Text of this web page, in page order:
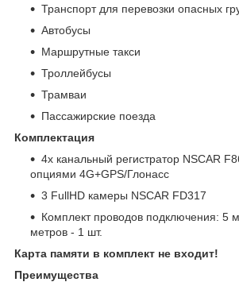
Транспорт для перевозки опасных
Автобусы
Маршрутные такси
Троллейбусы
Трамваи
Пассажирские поезда
Комплектация
4х канальный регистратор NSCAR
опциями 4G+GPS/Глонасс
3 FullHD камеры NSCAR FD317
Комплект проводов подключения: 5
метров - 1 шт.
Карта памяти в комплект не входит!
Преимущества